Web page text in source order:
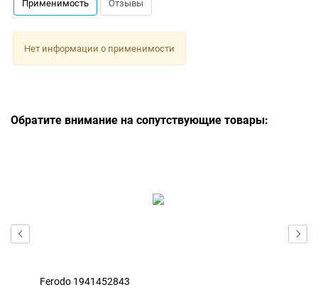
Применимость Отзывы
Нет информации о применимости
Обратите внимание на сопутствующие товары:
Ferodo 1941452843